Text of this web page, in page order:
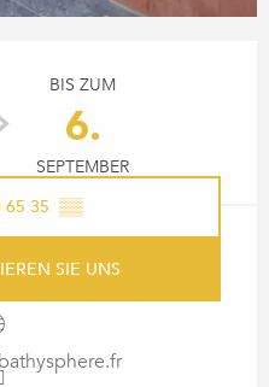
BIS ZUM
6.
SEPTEMBER
65 35 ▒▒
SIE UNS